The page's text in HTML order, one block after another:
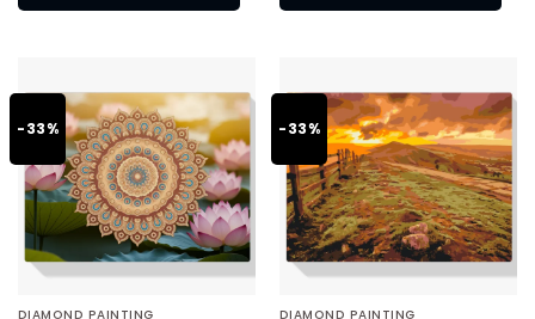
-33%
DIAMOND PAINTING
-33%
DIAMOND PAINTING